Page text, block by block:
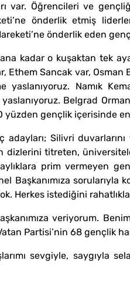
var. Öğrencileri ve
önderlik etmiş
önderlik eden
kadar o kuşaktan tek
Ethem Sancak var,
yaslanıyoruz. Namık
Belgrad
yüzden gençlik içerisinde
adayları; Silivri
dizlerini titreten,
prim vermeyen
Başkanımıza
Herkes istediğini
veriyorum.
Partisi’nin 68 gençlik
sevgiyle, saygıyla